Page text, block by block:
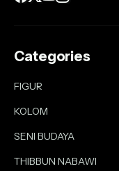
Categories
FIGUR
KOLOM
SENI BUDAYA
THIBBUN NABAWI